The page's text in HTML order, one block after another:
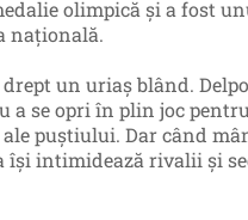
olimpică și a fost
naţională.
un uriaș blând.
a se opri în plin joc
puştiului. Dar când
intimidează rivalii și